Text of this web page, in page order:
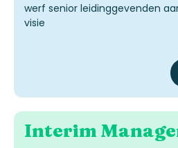
werf senior leidinggevenden
visie
Interim